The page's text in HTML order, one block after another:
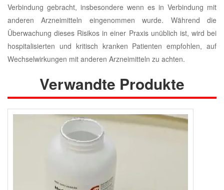
Verbindung gebracht, insbesondere wenn es in Verbindung mit
anderen Arzneimitteln eingenommen wurde. Während die
Überwachung dieses Risikos in einer Praxis unüblich ist, wird bei
hospitalisierten und kritisch kranken Patienten empfohlen, auf
Wechselwirkungen mit anderen Arzneimitteln zu achten.
Verwandte Produkte